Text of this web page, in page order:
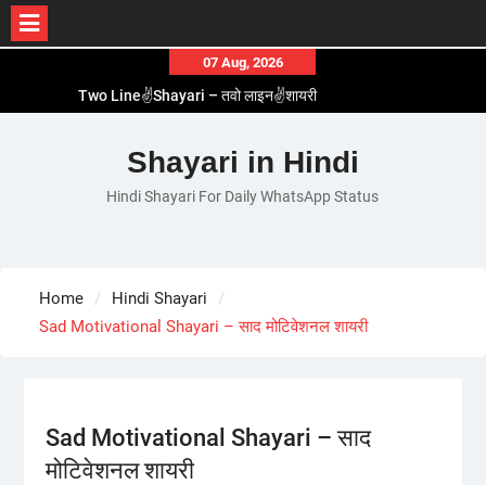
content
07 Aug, 2026
Two Line✌️Shayari – तवो लाइन✌️शायरी
Romantic Love😽Status – रोमांटिक लव😽स्टेटस
Love🥳Poetry In Hindi – लव🥳पोएट्री इन हिंदी
1 Line☝️Shayari In Hindi – १ लाइन☝️शायरी इन हिंदी
Shayari in Hindi
Hindi Shayari For Daily WhatsApp Status
Home
Hindi Shayari
Sad Motivational Shayari – साद मोटिवेशनल शायरी
Sad Motivational Shayari – साद
मोटिवेशनल शायरी